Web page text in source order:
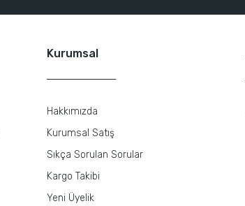
Kurumsal
Hakkımızda
Kurumsal Satış
Sıkça Sorulan Sorular
Kargo Takibi
Yeni Üyelik